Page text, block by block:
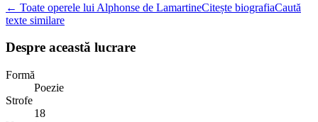
← Toate operele lui Alphonse de LamartineCitește biografiaCaută
texte similare
Despre această lucrare
Formă
Poezie
Strofe
18